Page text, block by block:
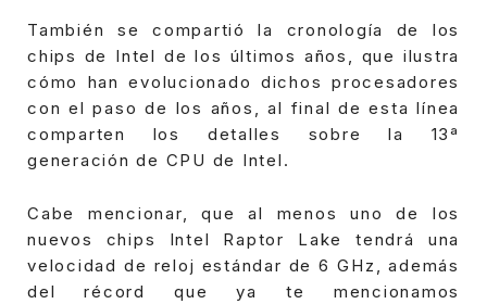
También se compartió la cronología de los
chips de Intel de los últimos años, que ilustra
cómo han evolucionado dichos procesadores
con el paso de los años, al final de esta línea
comparten los detalles sobre la 13ª
generación de CPU de Intel.
Cabe mencionar, que al menos uno de los
nuevos chips Intel Raptor Lake tendrá una
velocidad de reloj estándar de 6 GHz, además
del récord que ya te mencionamos